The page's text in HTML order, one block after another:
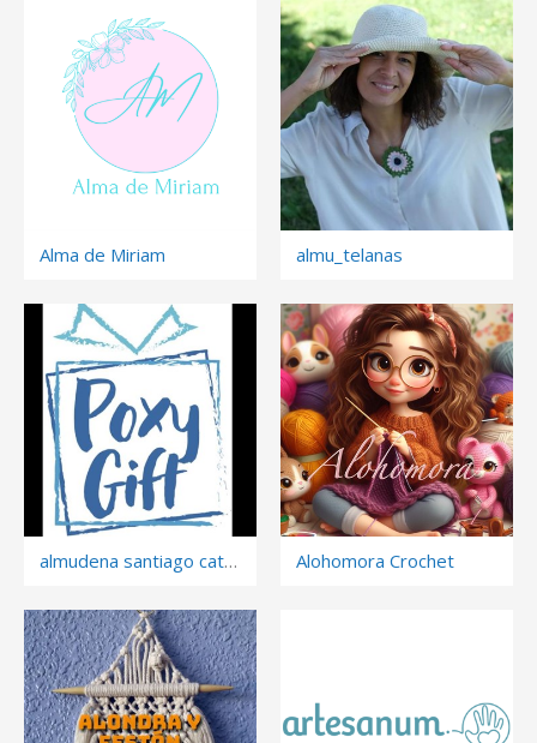
Alma de Miriam almu_telanas
almudena santiago catalán Alohomora Crochet